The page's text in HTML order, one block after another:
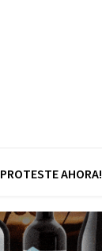
PROTESTE AHORA!